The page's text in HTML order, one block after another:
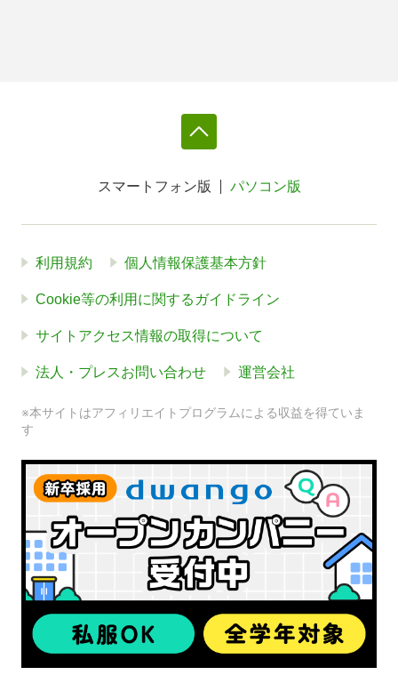
スマートフォン版 パソコン版
利用規約 個人情報保護基本方針
Cookie等の利用に関するガイドライン
サイトアクセス情報の取得について
法人・プレスお問い合わせ 運営会社
※本サイトはアフィリエイトプログラムによる収益を得ていま
す